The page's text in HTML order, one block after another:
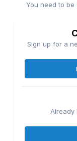
You need to be
Sign up for a
Already